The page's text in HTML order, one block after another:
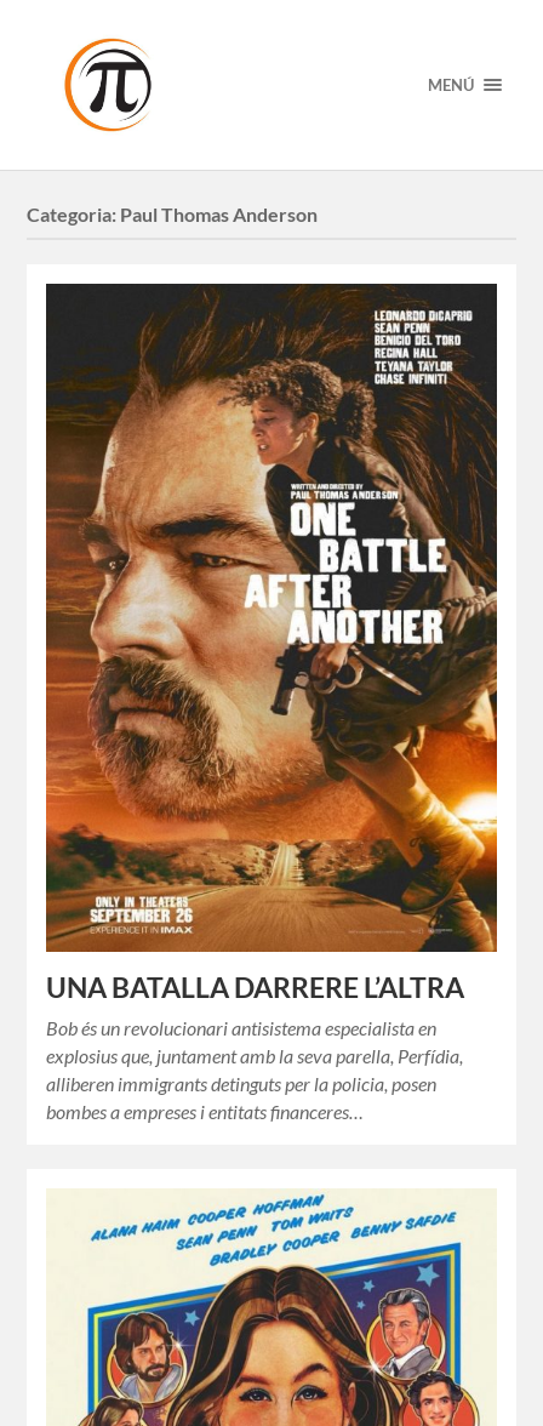
MENÚ
Categoria: Paul Thomas Anderson
UNA BATALLA DARRERE L’ALTRA
Bob és un revolucionari antisistema especialista en
explosius que, juntament amb la seva parella, Perfídia,
alliberen immigrants detinguts per la policia, posen
bombes a empreses i entitats financeres…